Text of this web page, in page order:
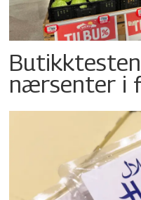
nærsenter i